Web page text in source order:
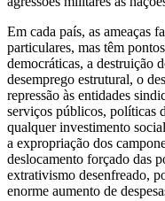
Em cada país, as ameaças
particulares, mas têm
democráticas, a destruição
desemprego estrutural, o
repressão às entidades
serviços públicos, políticas
qualquer investimento
a expropriação dos
deslocamento forçado das
extrativismo desenfreado,
enorme aumento de